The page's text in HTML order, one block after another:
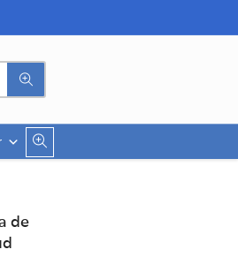
de